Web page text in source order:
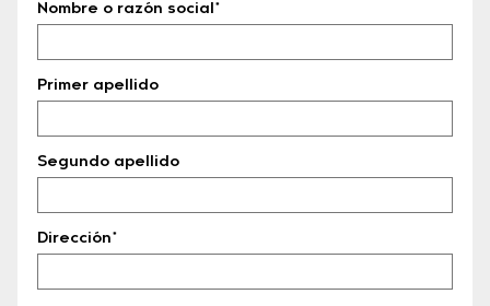
Nombre o razón social*
Primer apellido
Segundo apellido
Dirección*